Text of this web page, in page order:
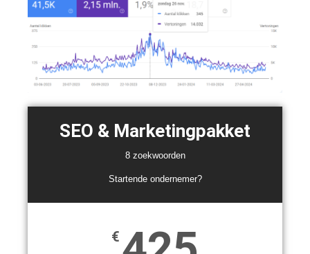
SEO & Marketingpakket
8 zoekwoorden
Startende ondernemer?
€